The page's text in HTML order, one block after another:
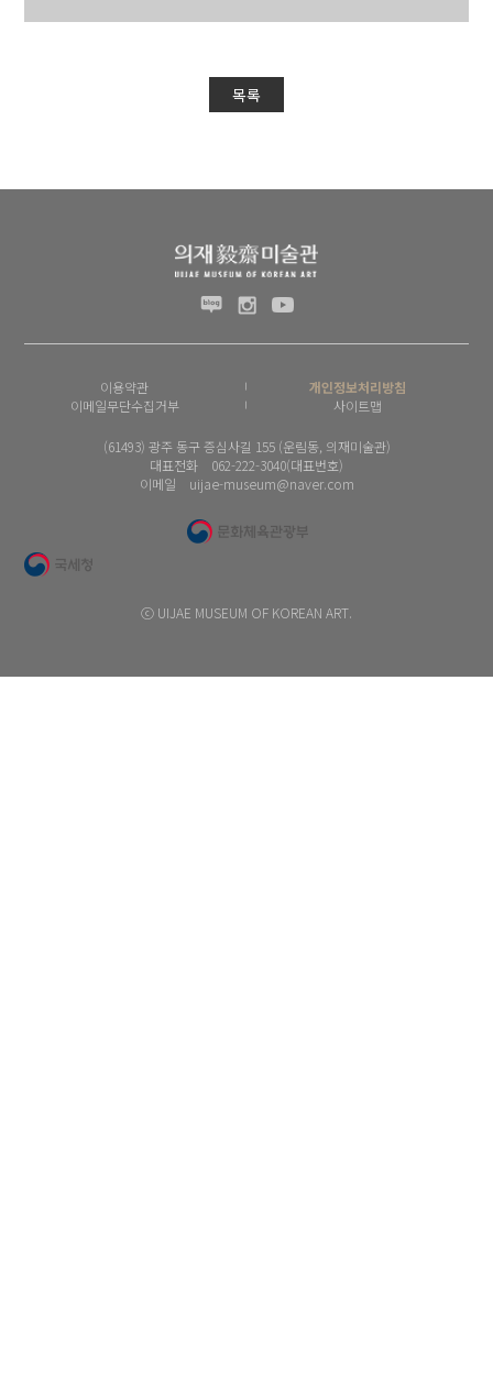
목록
이용약관
개인정보처리방침
이메일무단수집거부
사이트맵
(61493) 광주 동구 증심사길 155 (운림동, 의재미술관)
대표전화 062-222-3040(대표번호)
이메일 uijae-museum@naver.com
ⓒ UIJAE MUSEUM OF KOREAN ART.